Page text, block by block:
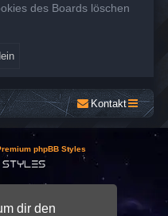
dir den
des Boards löschen
Kontakt
phpBB Styles
durchphpBB.de